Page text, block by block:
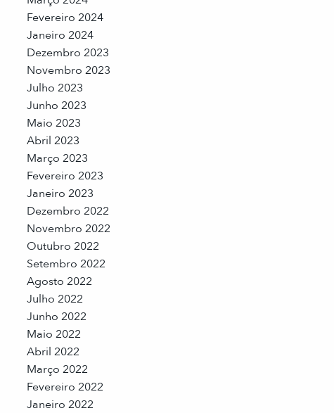
Fevereiro 2024
Janeiro 2024
Dezembro 2023
Novembro 2023
Julho 2023
Junho 2023
Maio 2023
Abril 2023
Março 2023
Fevereiro 2023
Janeiro 2023
Dezembro 2022
Novembro 2022
Outubro 2022
Setembro 2022
Agosto 2022
Julho 2022
Junho 2022
Maio 2022
Abril 2022
Março 2022
Fevereiro 2022
Janeiro 2022